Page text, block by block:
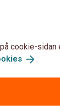
cookie-sidan
.